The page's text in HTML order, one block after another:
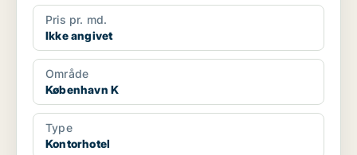
Pris pr. md.
Ikke angivet
Område
København K
Type
Kontorhotel